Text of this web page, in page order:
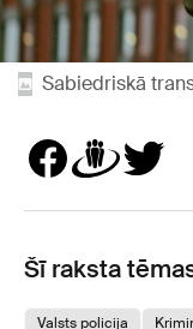
Sabiedriskā
Šī raksta
Valsts policija